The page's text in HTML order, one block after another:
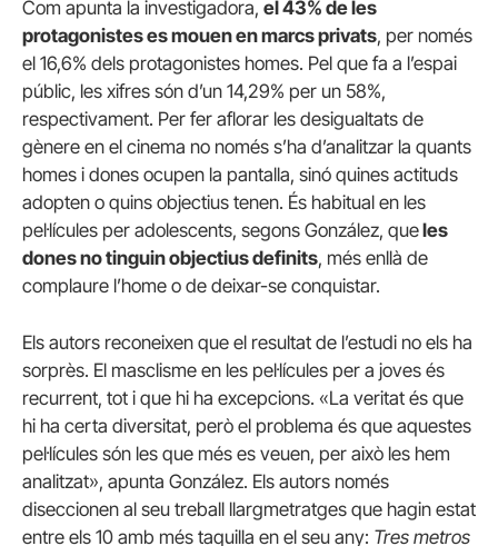
Com apunta la investigadora, el 43% de les
protagonistes es mouen en marcs privats, per només
el 16,6% dels protagonistes homes. Pel que fa a l’espai
públic, les xifres són d’un 14,29% per un 58%,
respectivament. Per fer aflorar les desigualtats de
gènere en el cinema no només s’ha d’analitzar la quants
homes i dones ocupen la pantalla, sinó quines actituds
adopten o quins objectius tenen. És habitual en les
pel·lícules per adolescents, segons González, queles
dones no tinguin objectius definits, més enllà de
complaure l’home o de deixar-se conquistar.
Els autors reconeixen que el resultat de l’estudi no els ha
sorprès. El masclisme en les pel·lícules per a joves és
recurrent, tot i que hi ha excepcions. «La veritat és que
hi ha certa diversitat, però el problema és que aquestes
pel·lícules són les que més es veuen, per això les hem
analitzat», apunta González. Els autors només
diseccionen al seu treball llargmetratges que hagin estat
entre els 10 amb més taquilla en el seu any: Tres metros